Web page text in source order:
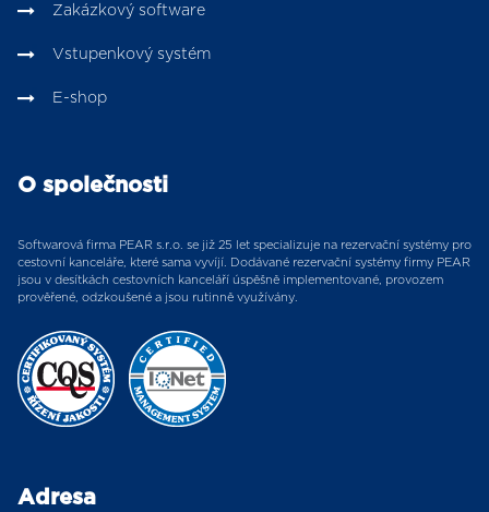
Zakázkový software
Vstupenkový systém
E-shop
O společnosti
Softwarová firma PEAR s.r.o. se již 25 let specializuje na rezervační systémy pro
cestovní kanceláře, které sama vyvíjí. Dodávané rezervační systémy firmy PEAR
jsou v desítkách cestovních kanceláří úspěšně implementované, provozem
prověřené, odzkoušené a jsou rutinně využívány.
Adresa